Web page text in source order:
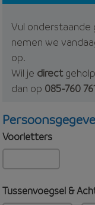
Vul onderstaande
nemen we
op.
Wil je direct
dan op 085-760
Voorletters
Tussenvoegsel &